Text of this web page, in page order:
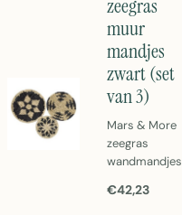
zeegras
muur
mandjes
zwart (set
van 3)
Mars & More
zeegras
wandmandjes
Natuurlijk
€42,23